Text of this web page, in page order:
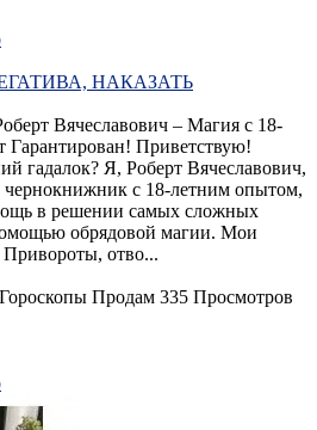
НАКАЗАТЬ
Вячеславович – Магия с 18-
Гарантирован! Приветствую!
гадалок? Я, Роберт Вячеславович,
с 18-летним опытом,
в решении самых сложных
обрядовой магии. Мои
отво...
Продам 335 Просмотров